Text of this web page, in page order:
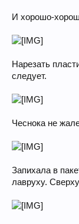
И хорошо-
Нарезать
следует.
Чеснока не
Запихала в
лавруху.